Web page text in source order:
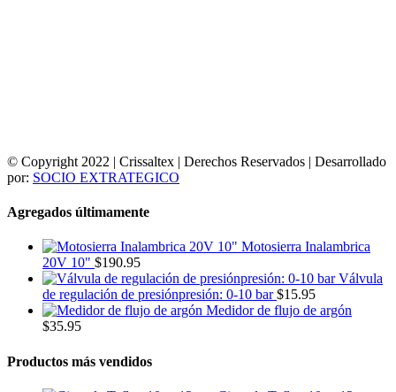
© Copyright 2022 | Crissaltex | Derechos Reservados | Desarrollado
por: SOCIO EXTRATEGICO
Agregados últimamente
Motosierra Inalambrica
20V 10" $190.95
Válvula
de regulación de presiónpresión: 0-10 bar $15.95
Medidor de flujo de argón
$35.95
Productos más vendidos